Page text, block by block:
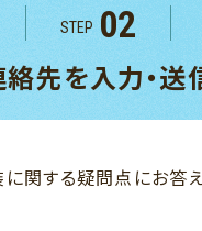
STEP 02
先を入力・送
関する疑問点にお答